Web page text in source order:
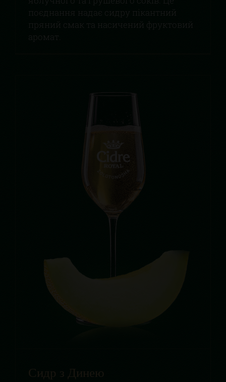
поєднання надає сидру пікантний
пряний смак та насичений фруктовий
аромат.